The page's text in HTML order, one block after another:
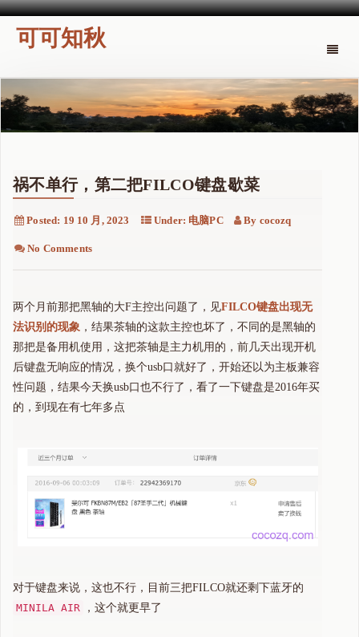
Toggle
可可知秋
祸不单行，第二把FILCO键盘歇菜
Posted: 19 10 月, 2023 Under: 电脑PC By cocozq
No Comments
两个月前那把黑轴的大F主控出问题了，见FILCO键盘出现无
法识别的现象 ，结果茶轴的这款主控也坏了，不同的是黑轴的
那把是备用机使用，这把茶轴是主力机用的，前几天出现开机
后键盘无响应的情况，换个usb口就好了，开始还以为主板兼容
性问题，结果今天换usb口也不行了，看了一下键盘是2016年买
的，到现在有七年多点
对于键盘来说，这也不行，目前三把FILCO就还剩下蓝牙的
MINILA AIR
，这个就更早了